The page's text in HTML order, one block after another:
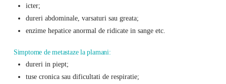
icter;
dureri abdominale, varsaturi sau greata;
enzime hepatice anormal de ridicate in sange etc.
Simptome de metastaze la plamani:
dureri in piept;
tuse cronica sau dificultati de respiratie;